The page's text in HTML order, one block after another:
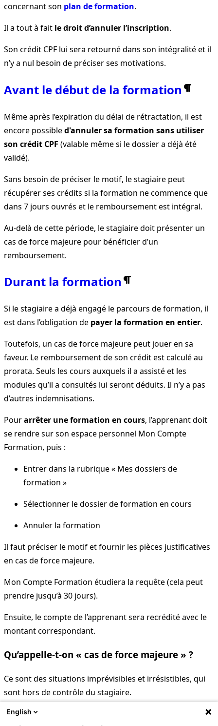
concernant son plan de formation.
Il a tout à fait le droit d’annuler l’inscription.
Son crédit CPF lui sera retourné dans son intégralité et il
n’y a nul besoin de préciser ses motivations.
Avant le début de la formation
Même après l’expiration du délai de rétractation, il est
encore possibled'annuler sa formation sans utiliser
son crédit CPF (valable même si le dossier a déjà été
validé).
Sans besoin de préciser le motif, le stagiaire peut
récupérer ses crédits si la formation ne commence que
dans 7 jours ouvrés et le remboursement est intégral.
Au-delà de cette période, le stagiaire doit présenter un
cas de force majeure pour bénéficier d’un
remboursement.
Durant la formation
Si le stagiaire a déjà engagé le parcours de formation, il
est dans l’obligation de payer la formation en entier.
Toutefois, un cas de force majeure peut jouer en sa
faveur. Le remboursement de son crédit est calculé au
prorata. Seuls les cours auxquels il a assisté et les
modules qu’il a consultés lui seront déduits. Il n’y a pas
d’autres indemnisations.
Pourarrêter une formation en cours, l’apprenant doit
se rendre sur son espace personnel Mon Compte
Formation, puis :
Entrer dans la rubrique « Mes dossiers de
formation »
Sélectionner le dossier de formation en cours
Annuler la formation
Il faut préciser le motif et fournir les pièces justificatives
en cas de force majeure.
Mon Compte Formation étudiera la requête (cela peut
prendre jusqu’à 30 jours).
Ensuite, le compte de l’apprenant sera recrédité avec le
montant correspondant.
Qu’appelle-t-on « cas de force majeure » ?
Ce sont des situations imprévisibles et irrésistibles, qui
sont hors de contrôle du stagiaire.
Il peut s’agir :
English